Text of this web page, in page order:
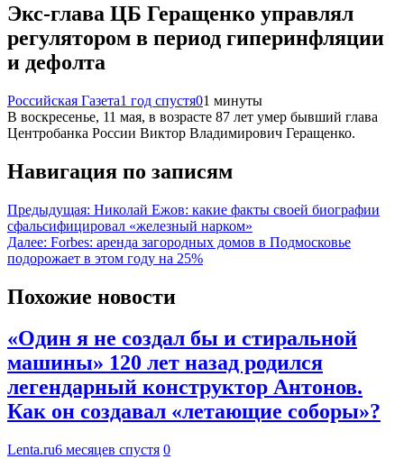
Экс-глава ЦБ Геращенко управлял
регулятором в период гиперинфляции
и дефолта
Российская Газета1 год спустя01 минуты
В воскресенье, 11 мая, в возрасте 87 лет умер бывший глава
Центробанка России Виктор Владимирович Геращенко.
Навигация по записям
Предыдущая: Николай Ежов: какие факты своей биографии
сфальсифицировал «железный нарком»
Далее: Forbes: аренда загородных домов в Подмосковье
подорожает в этом году на 25%
Похожие новости
«Один я не создал бы и стиральной
машины» 120 лет назад родился
легендарный конструктор Антонов.
Как он создавал «летающие соборы»?
Lenta.ru6 месяцев спустя 0